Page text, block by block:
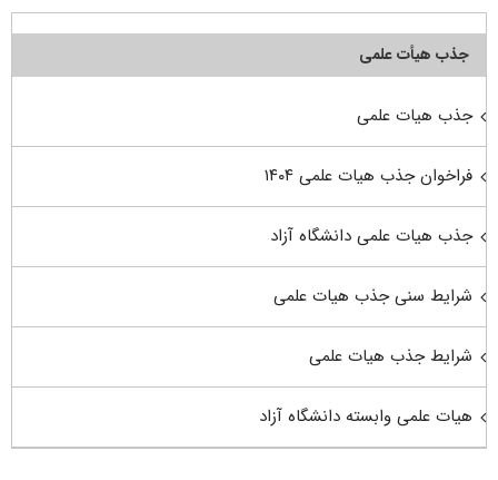
جذب هیأت علمی
جذب هیات علمی
فراخوان جذب هیات علمی ۱۴۰۴
جذب هیات علمی دانشگاه آزاد
شرایط سنی جذب هیات علمی
شرایط جذب هیات علمی
هیات علمی وابسته دانشگاه آزاد